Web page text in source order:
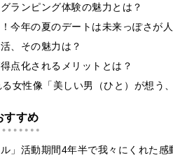
ランピング体験の魅力とは？
今年の夏のデートは未来っぽさが
、その魅力は？
点化されるメリットとは？
女性像「美しい男（ひと）が想う
すすめ
ル」活動期間4年半で我々にくれた